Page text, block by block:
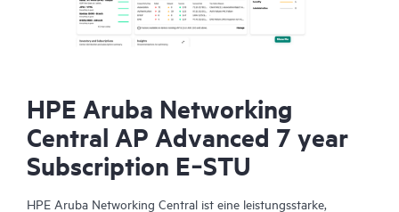
HPE Aruba Networking
Central AP Advanced 7 year
Subscription E‑STU
HPE Aruba Networking Central ist eine leistungsstarke,